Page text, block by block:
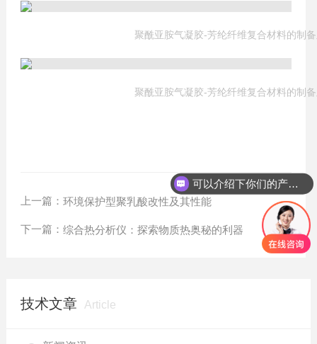
聚酰亚胺气凝胶-芳纶纤维复合材料的制
聚酰亚胺气凝胶-芳纶纤维复合材料的制
上一篇： 环境保护型聚乳酸改性及其性能
下一篇： 综合热分析仪：探索物质热奥秘的利器
技术文章 Article
可以介绍下你们的产品么？